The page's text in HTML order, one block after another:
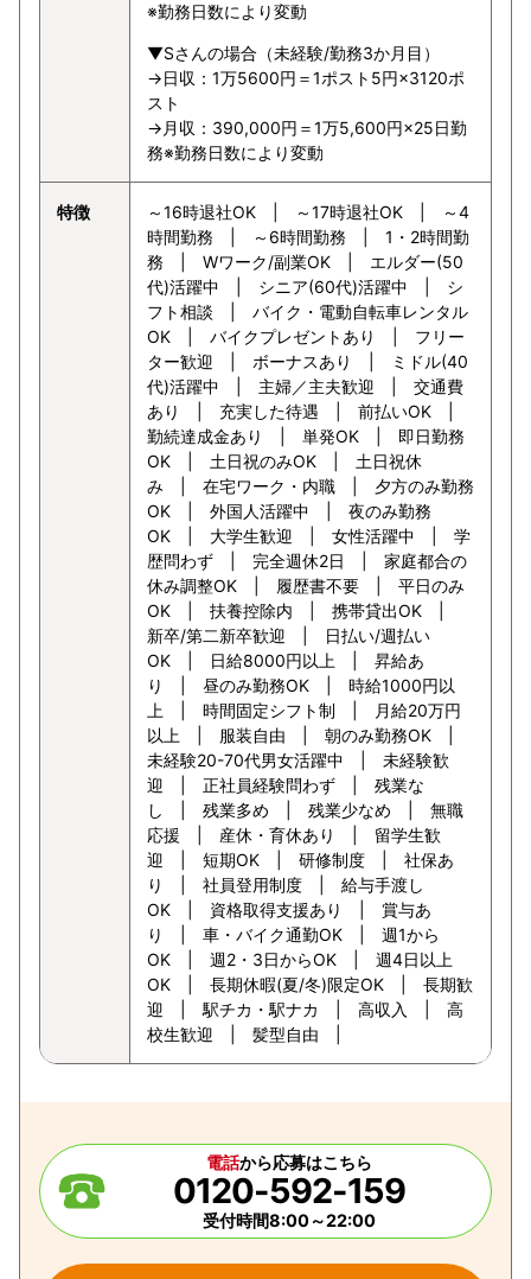
※勤務日数により変動
▼Sさんの場合（未経験/勤務3か月目）
→日収：1万5600円＝1ポスト5円×3120ポ
スト
→月収：390,000円＝1万5,600円×25日勤
務※勤務日数により変動
特徴
～16時退社OK | ～17時退社OK | ～4
時間勤務 | ～6時間勤務 | 1・2時間勤
務 | Wワーク/副業OK | エルダー(50
代)活躍中 | シニア(60代)活躍中 | シ
フト相談 | バイク・電動自転車レンタル
OK | バイクプレゼントあり | フリー
ター歓迎 | ボーナスあり | ミドル(40
代)活躍中 | 主婦／主夫歓迎 | 交通費
あり | 充実した待遇 | 前払いOK |
勤続達成金あり | 単発OK | 即日勤務
OK | 土日祝のみOK | 土日祝休
み | 在宅ワーク・内職 | 夕方のみ勤務
OK | 外国人活躍中 | 夜のみ勤務
OK | 大学生歓迎 | 女性活躍中 | 学
歴問わず | 完全週休2日 | 家庭都合の
休み調整OK | 履歴書不要 | 平日のみ
OK | 扶養控除内 | 携帯貸出OK |
新卒/第二新卒歓迎 | 日払い/週払い
OK | 日給8000円以上 | 昇給あ
り | 昼のみ勤務OK | 時給1000円以
上 | 時間固定シフト制 | 月給20万円
以上 | 服装自由 | 朝のみ勤務OK |
未経験20-70代男女活躍中 | 未経験歓
迎 | 正社員経験問わず | 残業な
し | 残業多め | 残業少なめ | 無職
応援 | 産休・育休あり | 留学生歓
迎 | 短期OK | 研修制度 | 社保あ
り | 社員登用制度 | 給与手渡し
OK | 資格取得支援あり | 賞与あ
り | 車・バイク通勤OK | 週1から
OK | 週2・3日からOK | 週4日以上
OK | 長期休暇(夏/冬)限定OK | 長期歓
迎 | 駅チカ・駅ナカ | 高収入 | 高
校生歓迎 | 髪型自由 |
電話から応募はこちら
0120-592-159
受付時間8:00～22:00